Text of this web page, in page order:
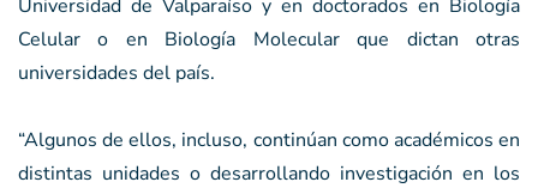
Universidad de Valparaíso y en doctorados en Biología
Celular o en Biología Molecular que dictan otras
universidades del país.
“Algunos de ellos, incluso, continúan como académicos en
distintas unidades o desarrollando investigación en los